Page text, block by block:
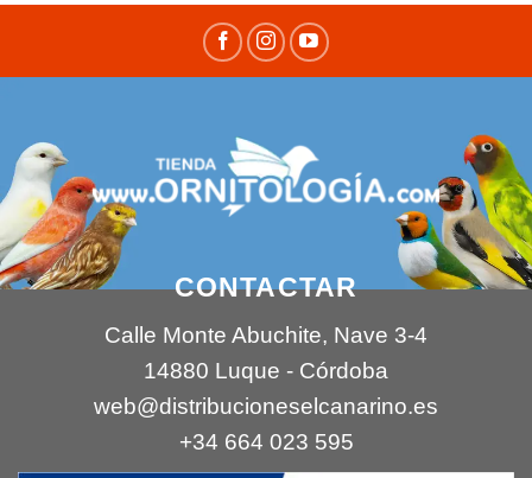
CONTACTAR
Calle Monte Abuchite, Nave 3-4
14880 Luque - Córdoba
web@distribucioneselcanarino.es
+34 664 023 595